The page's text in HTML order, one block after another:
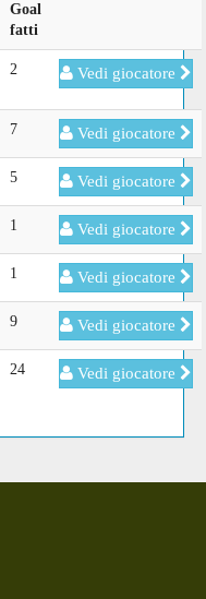
Goal
fatti
2 Vedi giocatore
7 Vedi giocatore
5 Vedi giocatore
1 Vedi giocatore
1 Vedi giocatore
9 Vedi giocatore
24 Vedi giocatore